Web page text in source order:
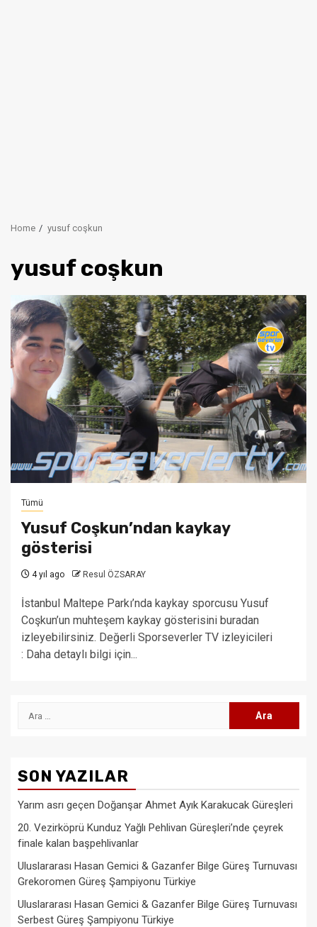
Home yusuf coşkun
yusuf coşkun
Tümü
Yusuf Coşkun’ndan kaykay
gösterisi
4 yıl ago Resul ÖZSARAY
İstanbul Maltepe Parkı’nda kaykay sporcusu Yusuf
Coşkun’un muhteşem kaykay gösterisini buradan
izleyebilirsiniz. Değerli Sporseverler TV izleyicileri
: Daha detaylı bilgi için...
Arama:
SON YAZILAR
Yarım asrı geçen Doğanşar Ahmet Ayık Karakucak Güreşleri
20. Vezirköprü Kunduz Yağlı Pehlivan Güreşleri’nde çeyrek
finale kalan başpehlivanlar
Uluslararası Hasan Gemici & Gazanfer Bilge Güreş Turnuvası
Grekoromen Güreş Şampiyonu Türkiye
Uluslararası Hasan Gemici & Gazanfer Bilge Güreş Turnuvası
Serbest Güreş Şampiyonu Türkiye